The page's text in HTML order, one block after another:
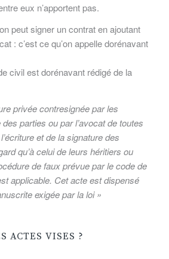
eux n’apportent pas.
peut signer un contrat en ajoutant
: c’est ce qu’on appelle dorénavant
civil est dorénavant rédigé de la
privée contresignée par les
parties ou par l’avocat de toutes
et de la signature des
qu’à celui de leurs héritiers ou
de faux prévue par le code de
applicable. Cet acte est dispensé
exigée par la loi »
ACTES VISES ?